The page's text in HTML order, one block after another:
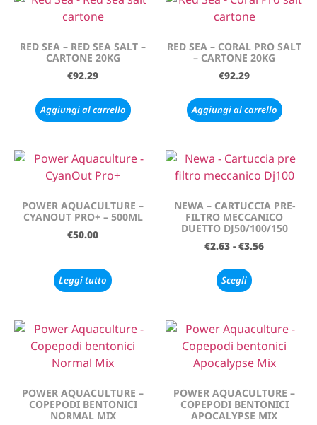
RED SEA – RED SEA SALT –
CARTONE 20KG
€92.29
Aggiungi al carrello
RED SEA – CORAL PRO SALT
– CARTONE 20KG
€92.29
Aggiungi al carrello
POWER AQUACULTURE –
CYANOUT PRO+ – 500ML
€50.00
Leggi tutto
NEWA – CARTUCCIA PRE-
FILTRO MECCANICO
DUETTO DJ50/100/150
€2.63 - €3.56
Scegli
POWER AQUACULTURE –
COPEPODI BENTONICI
NORMAL MIX
POWER AQUACULTURE –
COPEPODI BENTONICI
APOCALYPSE MIX